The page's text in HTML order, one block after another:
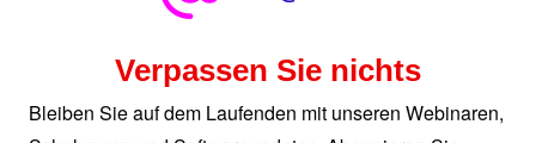
Verpassen Sie nichts
Bleiben Sie auf dem Laufenden mit unseren Webinaren,